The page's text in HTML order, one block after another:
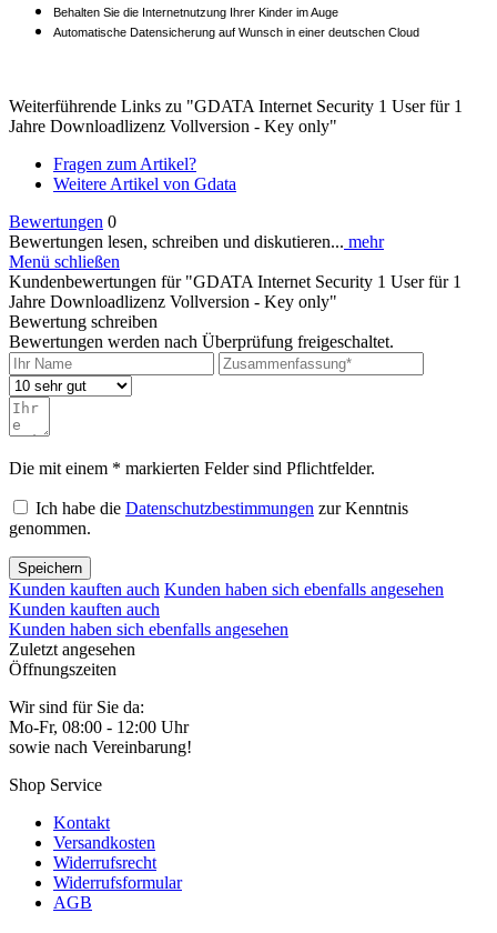
Behalten Sie die Internetnutzung Ihrer Kinder im Auge
Automatische Datensicherung auf Wunsch in einer deutschen Cloud
Weiterführende Links zu "GDATA Internet Security 1 User für 1
Jahre Downloadlizenz Vollversion - Key only"
Fragen zum Artikel?
Weitere Artikel von Gdata
Bewertungen 0
Bewertungen lesen, schreiben und diskutieren... mehr
Menü schließen
Kundenbewertungen für "GDATA Internet Security 1 User für 1
Jahre Downloadlizenz Vollversion - Key only"
Bewertung schreiben
Bewertungen werden nach Überprüfung freigeschaltet.
Die mit einem * markierten Felder sind Pflichtfelder.
Ich habe die Datenschutzbestimmungen zur Kenntnis
genommen.
Speichern
Kunden kauften auch Kunden haben sich ebenfalls angesehen
Kunden kauften auch
Kunden haben sich ebenfalls angesehen
Zuletzt angesehen
Öffnungszeiten
Wir sind für Sie da:
Mo-Fr, 08:00 - 12:00 Uhr
sowie nach Vereinbarung!
Shop Service
Kontakt
Versandkosten
Widerrufsrecht
Widerrufsformular
AGB